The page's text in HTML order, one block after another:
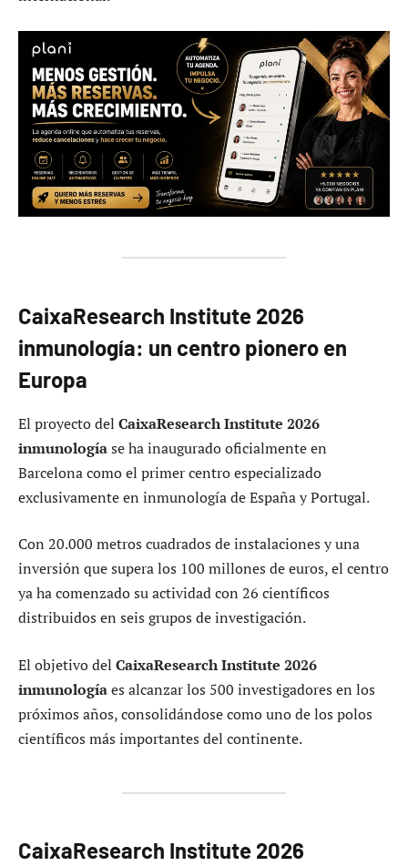
CaixaResearch Institute 2026
inmunología: un centro pionero en
Europa
El proyecto del CaixaResearch Institute 2026
inmunologíase ha inaugurado oficialmente en
Barcelona como el primer centro especializado
exclusivamente en inmunología de España y Portugal.
Con 20.000 metros cuadrados de instalaciones y una
inversión que supera los 100 millones de euros, el centro
ya ha comenzado su actividad con 26 científicos
distribuidos en seis grupos de investigación.
El objetivo del CaixaResearch Institute 2026
inmunologíaes alcanzar los 500 investigadores en los
próximos años, consolidándose como uno de los polos
científicos más importantes del continente.
CaixaResearch Institute 2026